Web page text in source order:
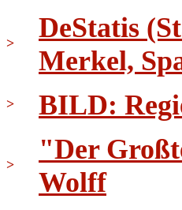
>
DeStatis
Merkel,
> BILD:
>
"Der
Wolff